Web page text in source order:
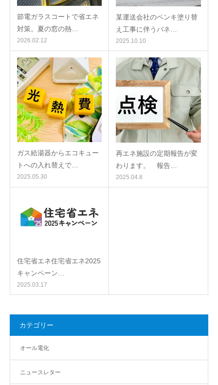
節電ガラスコートで省エネ
対策。夏の窓の熱…
2026.02.12
某運送会社のペンキ塗り替
え工事に伴うパネ…
2025.10.10
ガス給湯器からエコキュー
トへの入れ替えで…
2025.05.30
再エネ施設の定期報告が変
わります。 報告…
2025.04.8
住宅省エネ住宅省エネ2025
キャンペーン…
2025.03.17
カテゴリー
オール電化
ニュースレター